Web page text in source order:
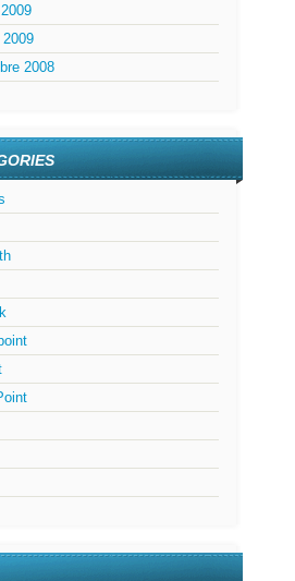
2008